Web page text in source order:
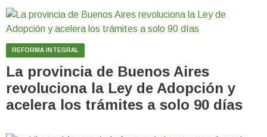
REFORMA INTEGRAL
La provincia de Buenos Aires
revoluciona la Ley de Adopción y
acelera los trámites a solo 90 días